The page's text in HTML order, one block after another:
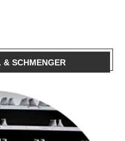
& SCHMENGER